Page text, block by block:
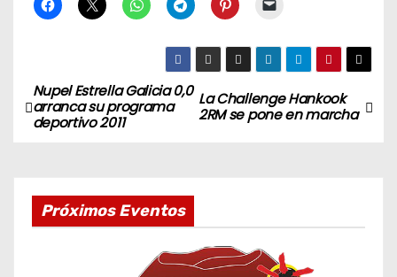
N
a
La Challenge Hankook
2RM se pone en marcha
Nupel Estrella Galicia 0,0
arranca su programa
deportivo 2011
Próximos Eventos